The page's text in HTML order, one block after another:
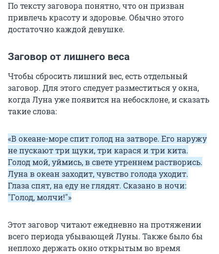
По тексту заговора понятно, что он призван
привлечь красоту и здоровье. Обычно этого
достаточно каждой девушке.
Заговор от лишнего веса
Чтобы сбросить лишний вес, есть отдельный
заговор. Для этого следует разместиться у окна,
когда Луна уже появится на небосклоне, и сказать
такие слова:
«В океане-море спит голод на затворе. Его наружу
не пускают три щуки, три карася и три кита.
Голод мой, уймись, в свете утреннем растворись.
Луна в океан заходит, чувство голода уходит.
Глаза спят, на еду не глядят. Сказано в ночи:
"Голод, молчи!"»
Этот заговор читают ежедневно на протяжении
всего периода убывающей Луны. Также было бы
неплохо держать окно открытым во время